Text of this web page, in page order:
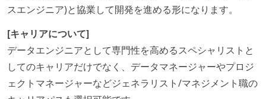
スエンジニア)と協業して開発を進める形になります。
[キャリアについて]
データエンジニアとして専門性を高めるスペシャリストと
してのキャリアだけでなく、データマネージャーやプロジ
ェクトマネージャーなどジェネラリスト/マネジメント職の